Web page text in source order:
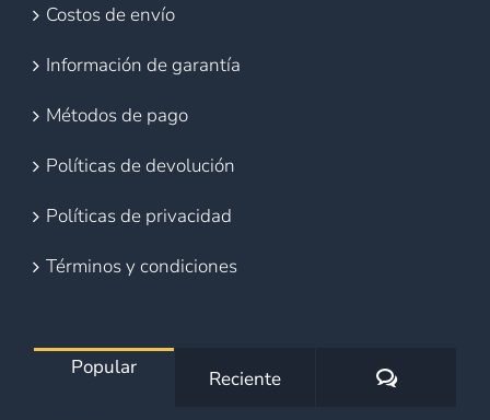
Costos de envío
Información de garantía
Métodos de pago
Políticas de devolución
Políticas de privacidad
Términos y condiciones
Popular Reciente